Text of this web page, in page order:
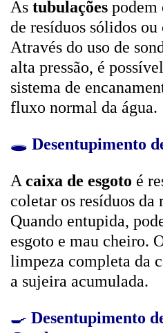
As tubulações podem
de resíduos sólidos
Através do uso de
alta pressão, é
sistema de
fluxo normal da água.
🕳️ Desentupimento
A caixa de esgoto é
coletar os resíduos da
Quando entupida,
esgoto e mau cheiro.
limpeza completa da
a sujeira acumulada.
🍳 Desentupimento